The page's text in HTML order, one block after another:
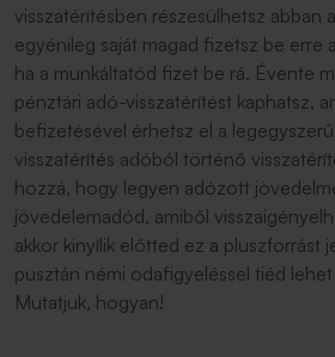
visszatérítésben részesülhetsz abban
egyénileg saját magad fizetsz be erre
ha a munkáltatód fizet be rá. Évente
pénztári adó-visszatérítést kaphatsz,
befizetésével érhetsz el a
visszatérítés adóból történő
hozzá, hogy legyen adózott
jövedelemadód, amiből
akkor kinyílik előtted ez a pluszforrást
pusztán némi odafigyeléssel tiéd lehet
Mutatjuk, hogyan!